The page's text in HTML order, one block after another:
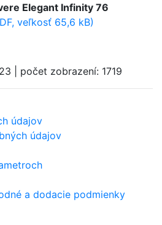
Elegant Infinity 76
veľkosť 65,6 kB)
| počet zobrazení: 1719
údajov
údajov
a dodacie podmienky